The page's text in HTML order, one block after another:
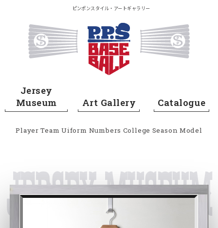
メイン コンテンツにスキップピンポンスタイル・アートギャラリー
Jersey
Museum
Art Gallery Catalogue
Player Team Uiform Numbers College Season Model
Jersey Museum